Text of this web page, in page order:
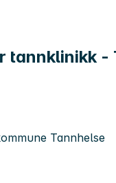
tannklinikk -
Tannhelse